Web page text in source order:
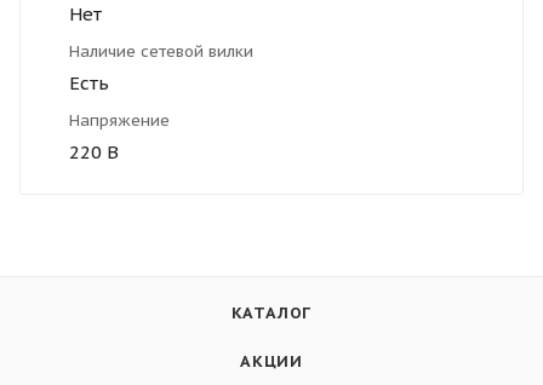
Нет
Наличие сетевой вилки
Есть
Напряжение
220 В
КАТАЛОГ
АКЦИИ